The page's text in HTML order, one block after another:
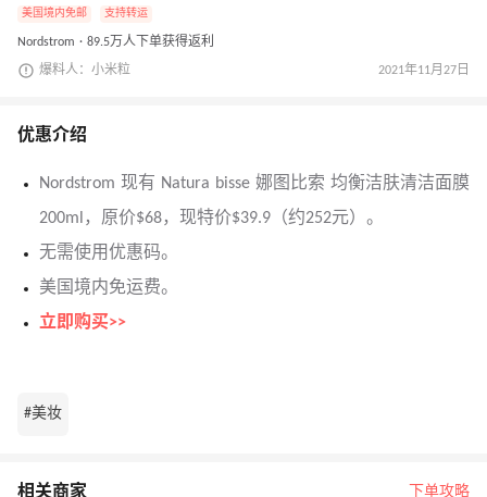
美国境内免邮 支持转运
Nordstrom · 89.5万人下单获得返利
爆料人：小米粒 2021年11月27日
优惠介绍
Nordstrom 现有 Natura bisse 娜图比索 均衡洁肤清洁面膜
200ml，原价$68，现特价$39.9（约252元）。
无需使用优惠码。
美国境内免运费。
立即购买>>
#美妆
相关商家 下单攻略